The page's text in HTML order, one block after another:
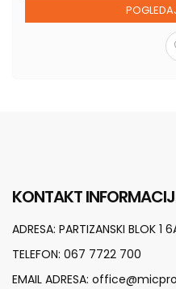
KONTAKT
ADRESA: PARTIZANSKI BLOK 1
TELEFON: 067 7722 700
EMAIL ADRESA: